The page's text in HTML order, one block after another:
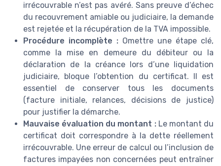
irrécouvrable n’est pas avéré. Sans preuve d’échec
du recouvrement amiable ou judiciaire, la demande
est rejetée et la récupération de la TVA impossible.
Procédure incomplète : Omettre une étape clé,
comme la mise en demeure du débiteur ou la
déclaration de la créance lors d’une liquidation
judiciaire, bloque l’obtention du certificat. Il est
essentiel de conserver tous les documents
(facture initiale, relances, décisions de justice)
pour justifier la démarche.
Mauvaise évaluation du montant :Le montant du
certificat doit correspondre à la dette réellement
irrécouvrable. Une erreur de calcul ou l’inclusion de
factures impayées non concernées peut entraîner